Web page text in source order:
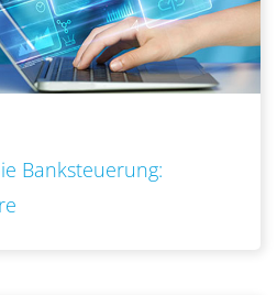
Banksteuerung: